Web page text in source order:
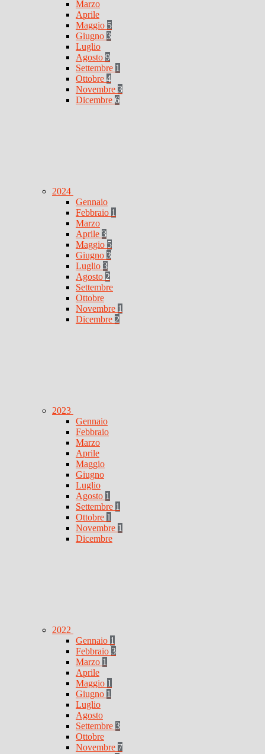
Marzo
Aprile
Maggio 5
Giugno 3
Luglio
Agosto 9
Settembre 1
Ottobre 4
Novembre 3
Dicembre 6
2024
Gennaio
Febbraio 1
Marzo
Aprile 3
Maggio 5
Giugno 3
Luglio 3
Agosto 2
Settembre
Ottobre
Novembre 1
Dicembre 2
2023
Gennaio
Febbraio
Marzo
Aprile
Maggio
Giugno
Luglio
Agosto 1
Settembre 1
Ottobre 1
Novembre 1
Dicembre
2022
Gennaio 1
Febbraio 3
Marzo 1
Aprile
Maggio 1
Giugno 1
Luglio
Agosto
Settembre 3
Ottobre
Novembre 7